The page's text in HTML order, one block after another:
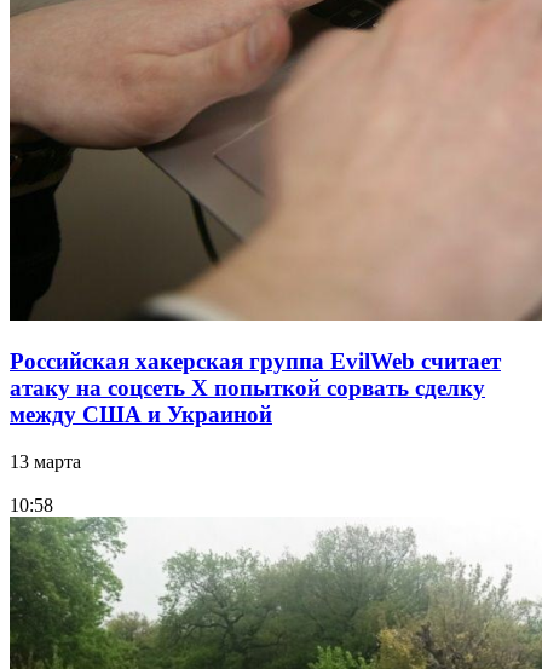
Российская хакерская группа EvilWeb считает
атаку на соцсеть Х попыткой сорвать сделку
между США и Украиной
13 марта
10:58